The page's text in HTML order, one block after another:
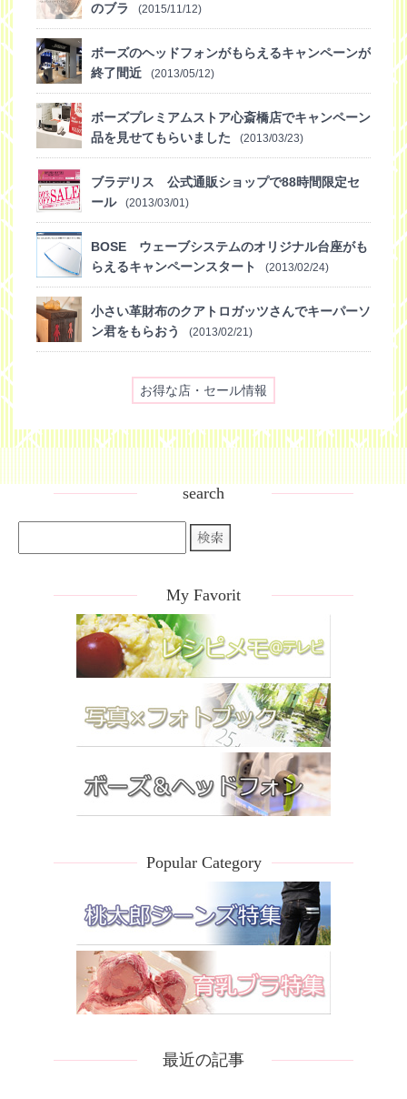
のブラ
(2015/11/12)
ボーズのヘッドフォンがもらえるキャンペーンが
終了間近
(2013/05/12)
ボーズプレミアムストア心斎橋店でキャンペーン
品を見せてもらいました
(2013/03/23)
ブラデリス 公式通販ショップで88時間限定セ
ール
(2013/03/01)
BOSE ウェーブシステムのオリジナル台座がも
らえるキャンペーンスタート
(2013/02/24)
小さい革財布のクアトロガッツさんでキーパーソ
ン君をもらおう
(2013/02/21)
お得な店・セール情報
search
My Favorit
Popular Category
最近の記事